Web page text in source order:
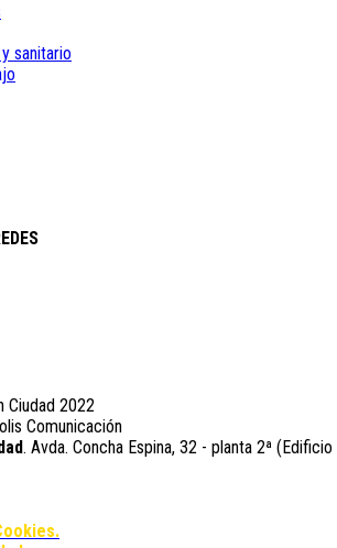
sanitario
Ciudad 2022
Comunicación
. Avda. Concha Espina, 32 - planta 2ª